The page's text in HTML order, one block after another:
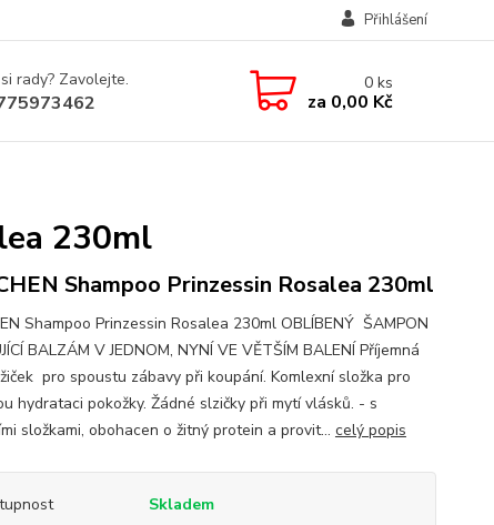
Přihlášení
rady? Zavolejte. 0ks
za 0,00 Kč
230ml
Shampoo Prinzessin Rosalea 230ml
Shampoo Prinzessin Rosalea 230ml OBLÍBENÝ ŠAMPON
BALZÁM V JEDNOM, NYNÍ VE VĚTŠÍM BALENÍ Příjemná
pro spoustu zábavy při koupání. Komlexní složka pro
hydrataci pokožky. Žádné slzičky při mytí vlásků. - s
složkami, obohacen o žitný protein a provit... celý popis
Skladem